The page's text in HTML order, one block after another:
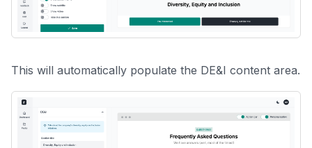
This will automatically populate the DE&I content area.